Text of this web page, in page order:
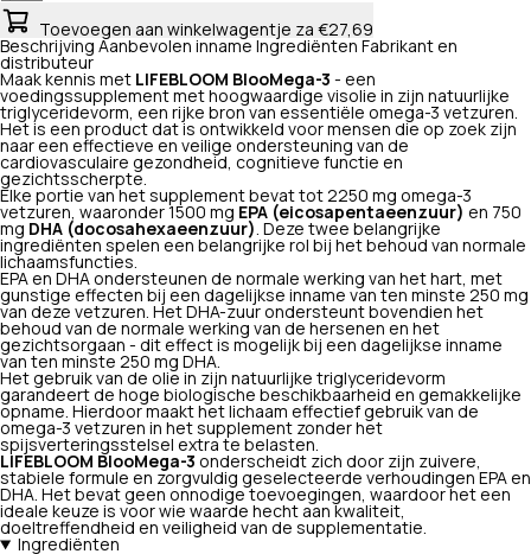
Toevoegen aan winkelwagentje za €27,69
Beschrijving Aanbevolen inname Ingrediënten Fabrikant en
distributeur
Maak kennis met LIFEBLOOM BlooMega-3 - een
voedingssupplement met hoogwaardige visolie in zijn natuurlijke
triglyceridevorm, een rijke bron van essentiële omega-3 vetzuren.
Het is een product dat is ontwikkeld voor mensen die op zoek zijn
naar een effectieve en veilige ondersteuning van de
cardiovasculaire gezondheid, cognitieve functie en
gezichtsscherpte.
Elke portie van het supplement bevat tot 2250 mg omega-3
vetzuren, waaronder 1500 mg EPA (eicosapentaeenzuur) en 750
mg DHA (docosahexaeenzuur)
. Deze twee belangrijke
ingrediënten spelen een belangrijke rol bij het behoud van normale
lichaamsfuncties.
EPA en DHA ondersteunen de normale werking van het hart, met
gunstige effecten bij een dagelijkse inname van ten minste 250 mg
van deze vetzuren. Het DHA-zuur ondersteunt bovendien het
behoud van de normale werking van de hersenen en het
gezichtsorgaan - dit effect is mogelijk bij een dagelijkse inname
van ten minste 250 mg DHA.
Het gebruik van de olie in zijn natuurlijke triglyceridevorm
garandeert de hoge biologische beschikbaarheid en gemakkelijke
opname. Hierdoor maakt het lichaam effectief gebruik van de
omega-3 vetzuren in het supplement zonder het
spijsverteringsstelsel extra te belasten.
LIFEBLOOM BlooMega-3 onderscheidt zich door zijn zuivere,
stabiele formule en zorgvuldig geselecteerde verhoudingen EPA en
DHA. Het bevat geen onnodige toevoegingen, waardoor het een
ideale keuze is voor wie waarde hecht aan kwaliteit,
doeltreffendheid en veiligheid van de supplementatie.
Ingrediënten